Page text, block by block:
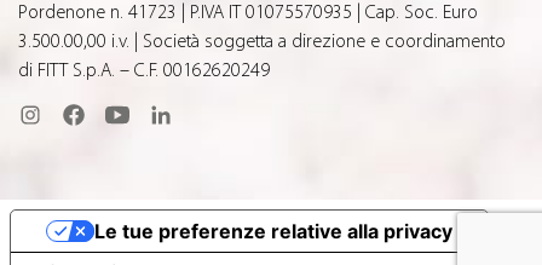
Pordenone n. 41723 | P.IVA IT 01075570935 | Cap. Soc. Euro
3.500.00,00 i.v. | Società soggetta a direzione e coordinamento
di FITT S.p.A. – C.F. 00162620249
Le tue preferenze relative alla privacy